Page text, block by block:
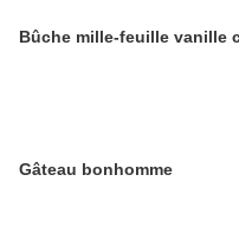
Bûche mille-feuille vanille
Gâteau bonhomme